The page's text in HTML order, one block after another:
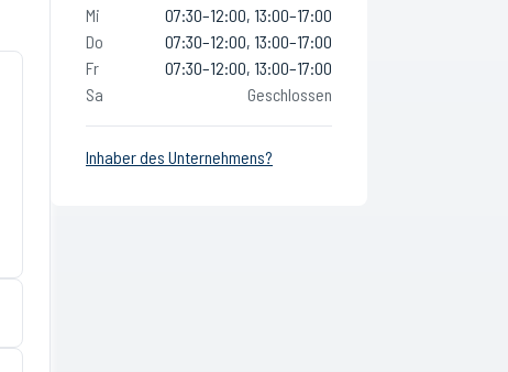
Mi
07:30–12:00, 13:00–17:00
Do
07:30–12:00, 13:00–17:00
Fr
07:30–12:00, 13:00–17:00
Sa
Geschlossen
Inhaber des Unternehmens?